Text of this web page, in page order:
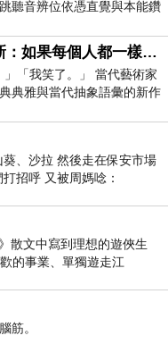
聽音辨位依憑直覺與本能鑽
個心聲另一個共鳴的
當代藝術家盧嵐新：如果每個人都一樣，這世界該有多無聊？
「我笑了。」 當代藝術家
典雅與當代抽象語彙的新作
為背景，描繪了
、沙拉 然後走在保安市場
招呼 又被周媽唸：
散文中寫到理想的遊俠生
的事業、單獨遊走江
筋。